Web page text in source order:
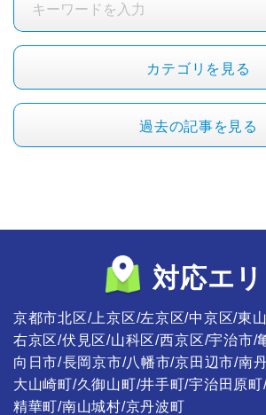
カテゴリを見る
過去の記事を見る
対応エ
京都市北区 上京区 左京区 中京区 東
右京区 伏見区 山科区 西京区 宇治市
向日市 長岡京市 八幡市 京田辺市 南
大山崎町 久御山町 井手町 宇治田原町
精華町 南山城村 京丹波町